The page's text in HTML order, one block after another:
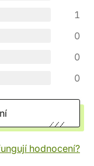
1
0
0
0
hodnocení?